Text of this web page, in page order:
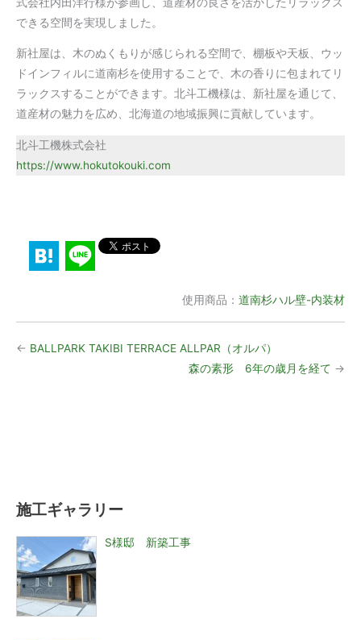
できる空間を実現しました。
新社屋は、木のぬくもりが感じられる空間で、棚板や天板、ウッ
ドインフィルに道南杉を使用することで、木の香りに包まれてリ
ラックスすることができます。北斗工機様は、新社屋を通じて、
道産材の魅力を広め、北海道の地域振興に貢献しています。
北斗工機株式会社
https://www.hokutokouki.com
使用商品： 道南杉ハル壁-内装材
← BALLPARK TAKIBI TERRACE ALLPAR（オルパ）
森の素形 6年の歳月を経て →
施工ギャラリー
S様邸 新築工事